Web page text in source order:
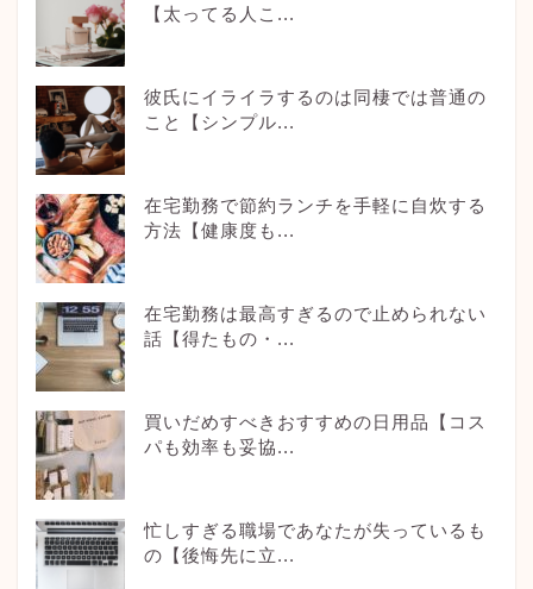
【太ってる人こ...
彼氏にイライラするのは同棲では普通の
こと【シンプル...
在宅勤務で節約ランチを手軽に自炊する
方法【健康度も...
在宅勤務は最高すぎるので止められない
話【得たもの・...
買いだめすべきおすすめの日用品【コス
パも効率も妥協...
忙しすぎる職場であなたが失っているも
の【後悔先に立...